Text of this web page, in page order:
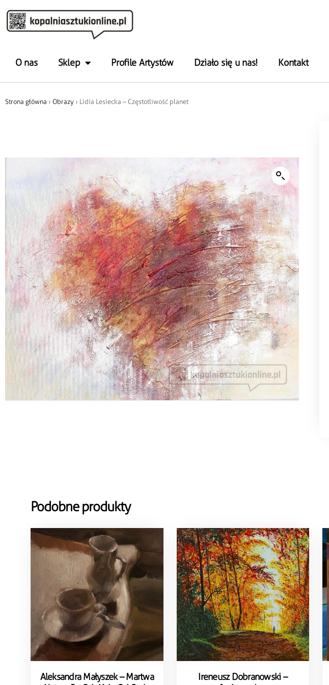
O nas Sklep Profile Artystów Działo się u nas! Kontakt
Strona główna › Obrazy › Lidia Lesiecka – Częstotliwość planet
Podobne produkty
Aleksandra Małyszek – Martwa
Ireneusz Dobranowski –